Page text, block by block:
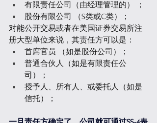
有限责任公司（由经理管理的） ；
股份有限公司 （S类或C类）；
对能公开交易或者在美国证券交易所注
册大型单位来说，其责任方可以是：
首席官员 （如是股份公司）；
普通合伙人（如是有限责任公
司）；
授予人、所有人、或委托人（如是
信托）；